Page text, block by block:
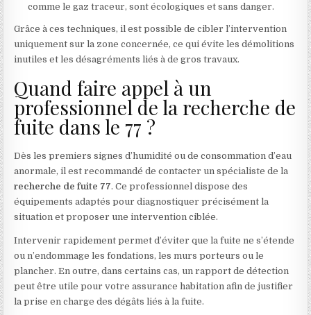
comme le gaz traceur, sont écologiques et sans danger.
Grâce à ces techniques, il est possible de cibler l’intervention
uniquement sur la zone concernée, ce qui évite les démolitions
inutiles et les désagréments liés à de gros travaux.
Quand faire appel à un
professionnel de la recherche de
fuite dans le 77 ?
Dès les premiers signes d’humidité ou de consommation d’eau
anormale, il est recommandé de contacter un spécialiste de la
recherche de fuite 77. Ce professionnel dispose des
équipements adaptés pour diagnostiquer précisément la
situation et proposer une intervention ciblée.
Intervenir rapidement permet d’éviter que la fuite ne s’étende
ou n’endommage les fondations, les murs porteurs ou le
plancher. En outre, dans certains cas, un rapport de détection
peut être utile pour votre assurance habitation afin de justifier
la prise en charge des dégâts liés à la fuite.